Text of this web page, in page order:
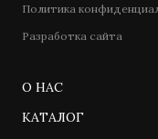
Политика
Разработка сайта
О НАС
КАТАЛОГ